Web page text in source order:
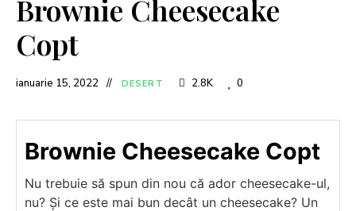
Brownie Cheesecake
Copt
ianuarie 15, 2022 DESERT 2.8K 0
Brownie Cheesecake Copt
Nu trebuie să spun din nou că ador cheesecake-ul,
nu? Și ce este mai bun decât un cheesecake? Un